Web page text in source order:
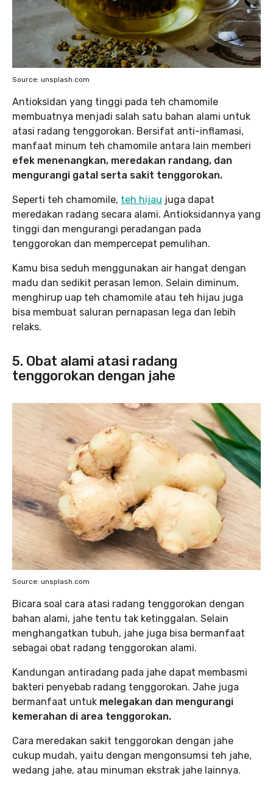
Source: unsplash.com
Antioksidan yang tinggi pada teh chamomile
membuatnya menjadi salah satu bahan alami untuk
atasi radang tenggorokan. Bersifat anti-inflamasi,
manfaat minum teh chamomile antara lain memberi
efek menenangkan, meredakan randang, dan
mengurangi gatal serta sakit tenggorokan.
Seperti teh chamomile, teh hijau juga dapat
meredakan radang secara alami. Antioksidannya yang
tinggi dan mengurangi peradangan pada
tenggorokan dan mempercepat pemulihan.
Kamu bisa seduh menggunakan air hangat dengan
madu dan sedikit perasan lemon. Selain diminum,
menghirup uap teh chamomile atau teh hijau juga
bisa membuat saluran pernapasan lega dan lebih
relaks.
5. Obat alami atasi radang
tenggorokan dengan jahe
Source: unsplash.com
Bicara soal cara atasi radang tenggorokan dengan
bahan alami, jahe tentu tak ketinggalan. Selain
menghangatkan tubuh, jahe juga bisa bermanfaat
sebagai obat radang tenggorokan alami.
Kandungan antiradang pada jahe dapat membasmi
bakteri penyebab radang tenggorokan. Jahe juga
bermanfaat untuk melegakan dan mengurangi
kemerahan di area tenggorokan.
Cara meredakan sakit tenggorokan dengan jahe
cukup mudah, yaitu dengan mengonsumsi teh jahe,
wedang jahe, atau minuman ekstrak jahe lainnya.